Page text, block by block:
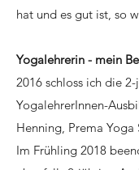
hat und es gut ist, so
Yogalehrerin - mein
2016 schloss ich die
YogalehrerInnen-
Henning, Prema Yoga
Im Frühling 2018